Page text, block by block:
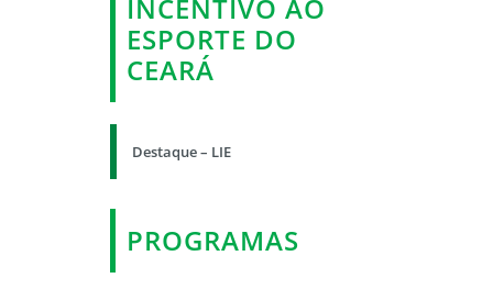
INCENTIVO AO
ESPORTE DO
CEARÁ
Destaque – LIE
PROGRAMAS